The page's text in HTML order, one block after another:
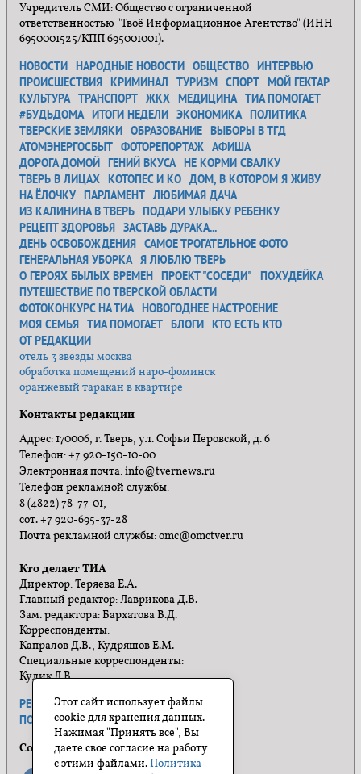
Учредитель СМИ: Общество с ограниченной
ответственностью "Твоё Информационное Агентство" (ИНН
6950001525/КПП 695001001).
НОВОСТИ НАРОДНЫЕ НОВОСТИ ОБЩЕСТВО
ИНТЕРВЬЮ
ПРОИСШЕСТВИЯ
КРИМИНАЛ ТУРИЗМ СПОРТ
МОЙ ГЕКТАР
КУЛЬТУРА ТРАНСПОРТ ЖКХ МЕДИЦИНА ТИА ПОМОГАЕТ
#БУДЬДОМА
ИТОГИ НЕДЕЛИ ЭКОНОМИКА
ПОЛИТИКА
ТВЕРСКИЕ ЗЕМЛЯКИ
ОБРАЗОВАНИЕ
ВЫБОРЫ В ТГД
АТОМЭНЕРГОСБЫТ ФОТОРЕПОРТАЖ АФИША
ДОРОГА ДОМОЙ
ГЕНИЙ ВКУСА
НЕ КОРМИ СВАЛКУ
ТВЕРЬ В ЛИЦАХ
КОТОПЕС И КО ДОМ, В КОТОРОМ Я ЖИВУ
НА ЁЛОЧКУ
ПАРЛАМЕНТ ЛЮБИМАЯ ДАЧА
ИЗ КАЛИНИНА В ТВЕРЬ
ПОДАРИ УЛЫБКУ РЕБЕНКУ
РЕЦЕПТ ЗДОРОВЬЯ
ЗАСТАВЬ ДУРАКА...
ДЕНЬ ОСВОБОЖДЕНИЯ
САМОЕ ТРОГАТЕЛЬНОЕ ФОТО
ГЕНЕРАЛЬНАЯ УБОРКА Я ЛЮБЛЮ ТВЕРЬ
О ГЕРОЯХ БЫЛЫХ ВРЕМЕН
ПРОЕКТ "СОСЕДИ"
ПОХУДЕЙКА
ПУТЕШЕСТВИЕ ПО ТВЕРСКОЙ ОБЛАСТИ
ФОТОКОНКУРС НА ТИА
НОВОГОДНЕЕ НАСТРОЕНИЕ
МОЯ СЕМЬЯ
ТИА ПОМОГАЕТ БЛОГИ
КТО ЕСТЬ КТО
ОТ РЕДАКЦИИ
отель 3 звезды москва
обработка помещений наро-фоминск
оранжевый таракан в квартире
Контакты редакции
Адрес: 170006, г. Тверь, ул. Софьи Перовской, д. 6
Телефон: +7 920-150-10-00
Электронная почта: info@tvernews.ru
Телефон рекламной службы:
8 (4822) 78-77-01,
сот. +7 920-695-37-28
Почта рекламной службы: omc@omctver.ru
Кто делает ТИА
Директор: Теряева Е.А.
Главный редактор: Лаврикова Д.В.
Зам. редактора: Бархатова В.Д.
Корреспонденты:
Капралов Д.В., Кудряшов Е.М.
Специальные корреспонденты:
Кулик Л.В.
РЕКЛАМА ПРАВИЛА САЙТА
ПОЛИТИКА КОНФИДЕНЦИАЛЬНОСТИ
Социальные сети
Этот сайт использует файлы
cookie для хранения данных.
Нажимая "Принять все", Вы
даете свое согласие на работу
с этими файлами.Политика